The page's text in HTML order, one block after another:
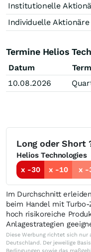
Institutionelle
Individuelle Aktionäre
Termine Helios
Datum
10.08.2026
Long oder Short
Helios Technologies
x -30
x -10 x -
Im Durchschnitt
beim Handel mit
hoch risikoreiche
Anlagestrategien
Diese Werbung richtet sich
Deutschland. Der jeweilige
Bedingungen sowie das